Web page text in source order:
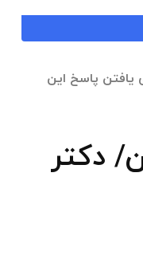
یافتن پاسخ این
دکتر